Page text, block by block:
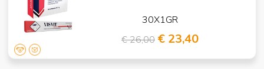
30X1GR
€ 26,00 € 23,40